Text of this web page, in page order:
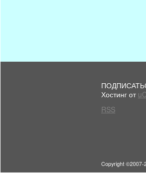
Хостинг от
RSS
Copyright ©2007-